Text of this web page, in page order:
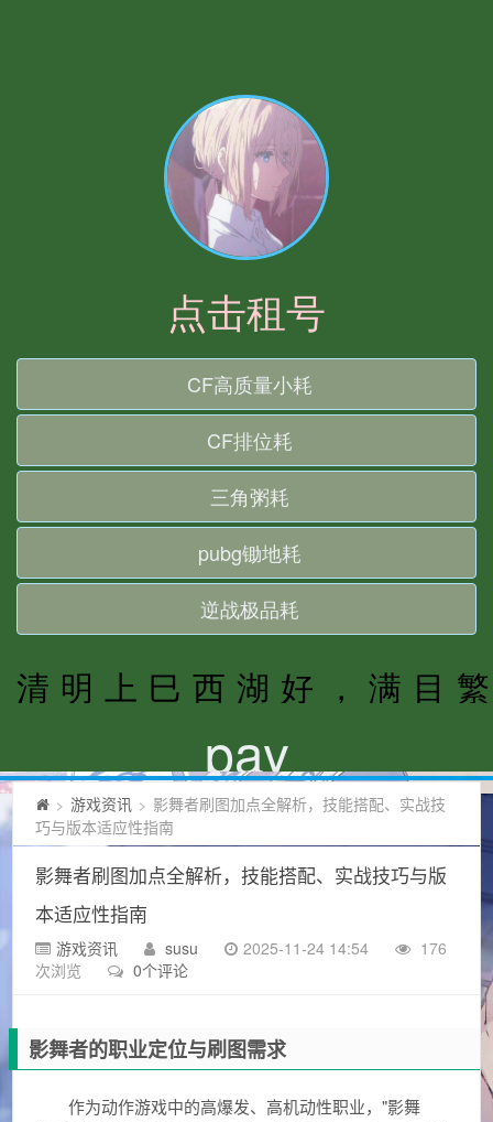
> 游戏资讯 > 影舞者刷图加点全解析，技能搭配、实战技
巧与版本适应性指南
影舞者刷图加点全解析，技能搭配、实战技巧与版
本适应性指南
游戏资讯 susu 2025-11-24 14:54
176
次浏览
0个评论
影舞者的职业定位与刷图需求
作为动作游戏中的高爆发、高机动性职业，"影舞